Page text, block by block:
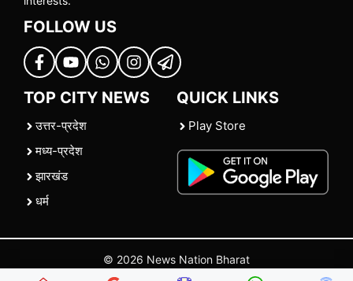
FOLLOW US
TOP CITY NEWS
उत्तर-प्रदेश
मध्य-प्रदेश
झारखंड
धर्म
QUICK LINKS
Play Store
© 2026 News Nation Bharat
| |Contact Us |Policies Terms and Conditions